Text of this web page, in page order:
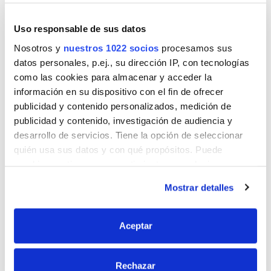
Uso responsable de sus datos
Nosotros y nuestros 1022 socios procesamos sus
datos personales, p.ej., su dirección IP, con tecnologías
como las cookies para almacenar y acceder la
información en su dispositivo con el fin de ofrecer
publicidad y contenido personalizados, medición de
publicidad y contenido, investigación de audiencia y
desarrollo de servicios. Tiene la opción de seleccionar
quién usa sus datos y con qué propósitos. Puede
Si lo permite, también quisiéramos:
Mostrar detalles
Aceptar
Rechazar
Descubrir